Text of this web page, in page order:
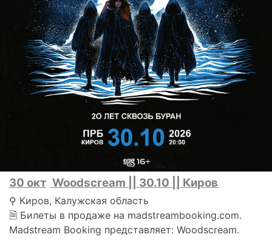
30 окт Woodscream || 30.10 || Киров
⚲ Киров, Калужская область
🗎 Билеты в продаже на madstreambooking.com.
Madstream Booking представляет: Woodscream.